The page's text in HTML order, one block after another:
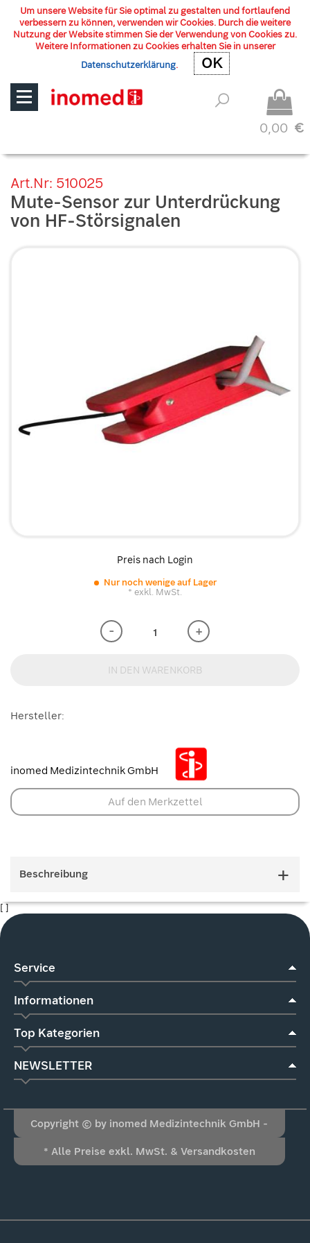
Um unsere Website für Sie optimal zu gestalten und fortlaufend
verbessern zu können, verwenden wir Cookies. Durch die weitere
Nutzung der Website stimmen Sie der Verwendung von Cookies zu.
Weitere Informationen zu Cookies erhalten Sie in unserer
Datenschutzerklärung. OKOK
0,00 €
Art.Nr: 510025
Mute-Sensor zur Unterdrückung
von HF-Störsignalen
Preis nach Login
Nur noch wenige auf Lager
* exkl. MwSt.
- +
IN DEN WARENKORB
Hersteller:
inomed Medizintechnik GmbH
Auf den Merkzettel
Beschreibung
[ ]
Service
Informationen
Top Kategorien
NEWSLETTER
Copyright © by inomed Medizintechnik GmbH -
Alle Rechte vorbehalten
* Alle Preise exkl. MwSt. & Versandkosten